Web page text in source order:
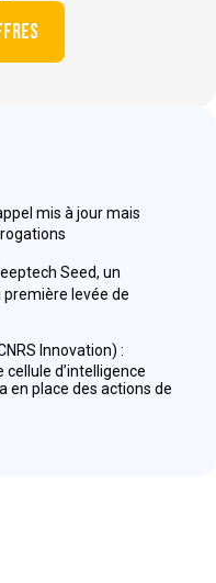
mis à jour mais
Seed, un
levée de
Innovation) :
cellule d’intelligence
en place des actions de